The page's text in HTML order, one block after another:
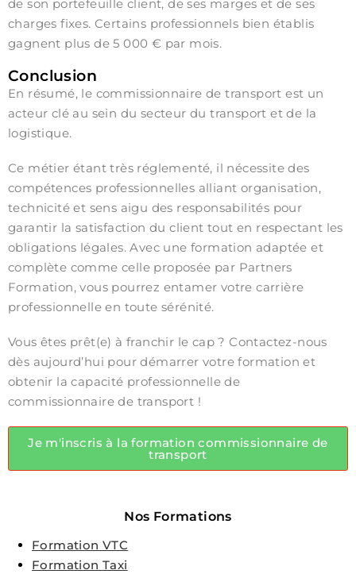
de son portefeuille client, de ses marges et de ses
charges fixes. Certains professionnels bien établis
gagnent plus de 5 000 € par mois.
Conclusion
En résumé, le commissionnaire de transport est un
acteur clé au sein du secteur du transport et de la
logistique.
Ce métier étant très réglementé, il nécessite des
compétences professionnelles alliant organisation,
technicité et sens aigu des responsabilités pour
garantir la satisfaction du client tout en respectant les
obligations légales. Avec une formation adaptée et
complète comme celle proposée par Partners
Formation, vous pourrez entamer votre carrière
professionnelle en toute sérénité.
Vous êtes prêt(e) à franchir le cap ? Contactez-nous
dès aujourd’hui pour démarrer votre formation et
obtenir la capacité professionnelle de
commissionnaire de transport !
Je m'inscris à la formation commissionnaire de
transport
Nos Formations
Formation VTC
Formation Taxi